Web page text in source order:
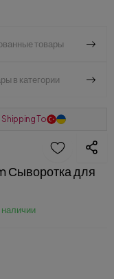
товары
в категории
Shipping To
Сыворотка для
наличии